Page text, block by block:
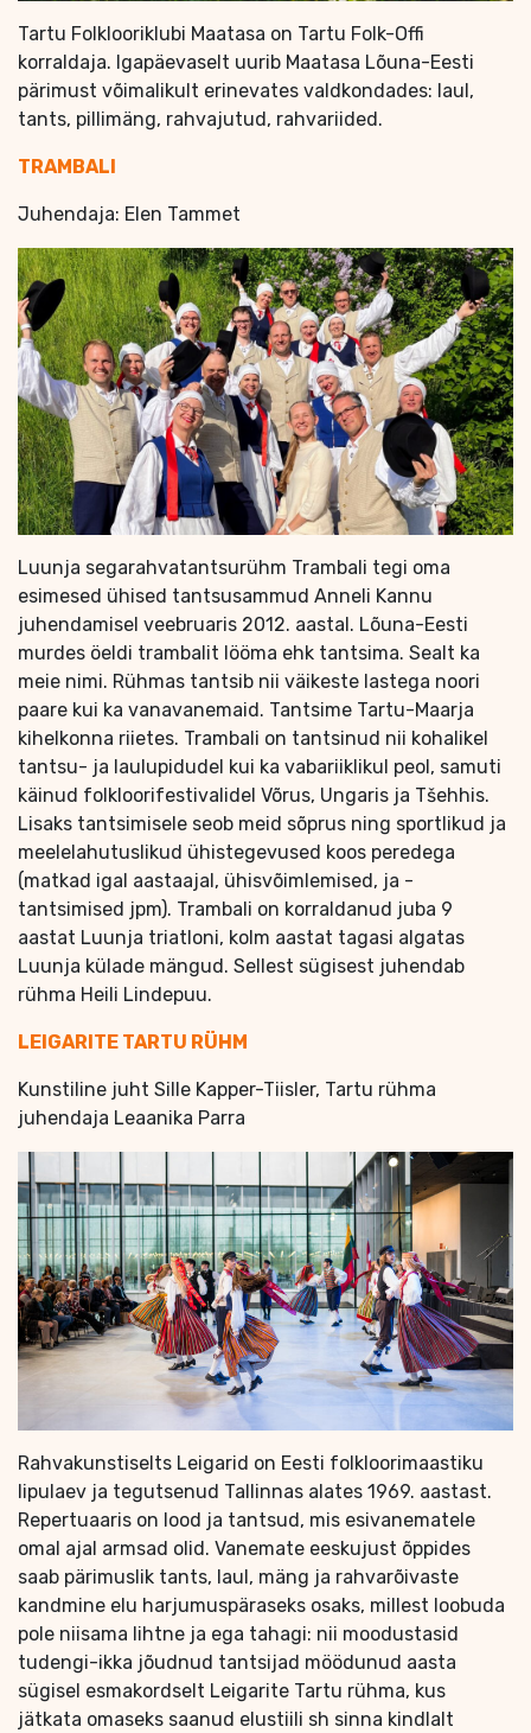
Tartu Folklooriklubi Maatasa on Tartu Folk-Offi
korraldaja. Igapäevaselt uurib Maatasa Lõuna-Eesti
pärimust võimalikult erinevates valdkondades: laul,
tants, pillimäng, rahvajutud, rahvariided.
TRAMBALI
Juhendaja: Elen Tammet
Luunja segarahvatantsurühm Trambali tegi oma
esimesed ühised tantsusammud Anneli Kannu
juhendamisel veebruaris 2012. aastal. Lõuna-Eesti
murdes öeldi trambalit lööma ehk tantsima. Sealt ka
meie nimi. Rühmas tantsib nii väikeste lastega noori
paare kui ka vanavanemaid. Tantsime Tartu-Maarja
kihelkonna riietes. Trambali on tantsinud nii kohalikel
tantsu- ja laulupidudel kui ka vabariiklikul peol, samuti
käinud folkloorifestivalidel Võrus, Ungaris ja Tšehhis.
Lisaks tantsimisele seob meid sõprus ning sportlikud ja
meelelahutuslikud ühistegevused koos peredega
(matkad igal aastaajal, ühisvõimlemised, ja -
tantsimised jpm). Trambali on korraldanud juba 9
aastat Luunja triatloni, kolm aastat tagasi algatas
Luunja külade mängud. Sellest sügisest juhendab
rühma Heili Lindepuu.
LEIGARITE TARTU RÜHM
Kunstiline juht Sille Kapper-Tiisler, Tartu rühma
juhendaja Leaanika Parra
Rahvakunstiselts Leigarid on Eesti folkloorimaastiku
lipulaev ja tegutsenud Tallinnas alates 1969. aastast.
Repertuaaris on lood ja tantsud, mis esivanematele
omal ajal armsad olid. Vanemate eeskujust õppides
saab pärimuslik tants, laul, mäng ja rahvarõivaste
kandmine elu harjumuspäraseks osaks, millest loobuda
pole niisama lihtne ja ega tahagi: nii moodustasid
tudengi-ikka jõudnud tantsijad möödunud aasta
sügisel esmakordselt Leigarite Tartu rühma, kus
jätkata omaseks saanud elustiili sh sinna kindlalt